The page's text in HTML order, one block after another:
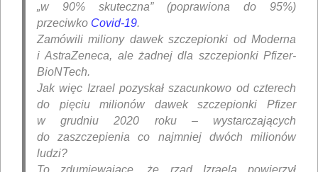
„w 90% skuteczna” (poprawiona do 95%)
przeciwko Covid-19.
Zamówili miliony dawek szczepionki od Moderna
i AstraZeneca, ale żadnej dla szczepionki Pfizer-
BioNTech.
Jak więc Izrael pozyskał szacunkowo od czterech
do pięciu milionów dawek szczepionki Pfizer
w grudniu 2020 roku – wystarczających
do zaszczepienia co najmniej dwóch milionów
ludzi?